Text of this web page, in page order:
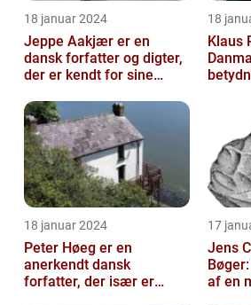
18 januar 2024
Jeppe Aakjær er en
dansk forfatter og digter,
der er kendt for sine
18
Klaus
lang
18 januar 2024
Peter Høeg er en
anerkendt dansk
forfatter, der især er
17
Jens
af en